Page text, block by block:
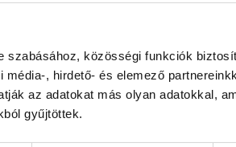
közösségi funkciók
, hirdető- és elemező
az adatokat más olyan adatokkal,
gyűjtöttek.
aláírásra
a